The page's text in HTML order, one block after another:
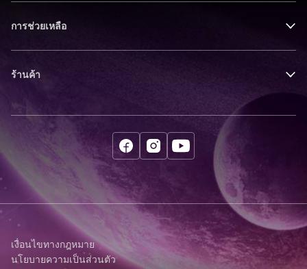
การช่วยเหลือ
ร้านค้า
เงื่อนไขทางกฎหมาย
นโยบายความเป็นส่วนตัว